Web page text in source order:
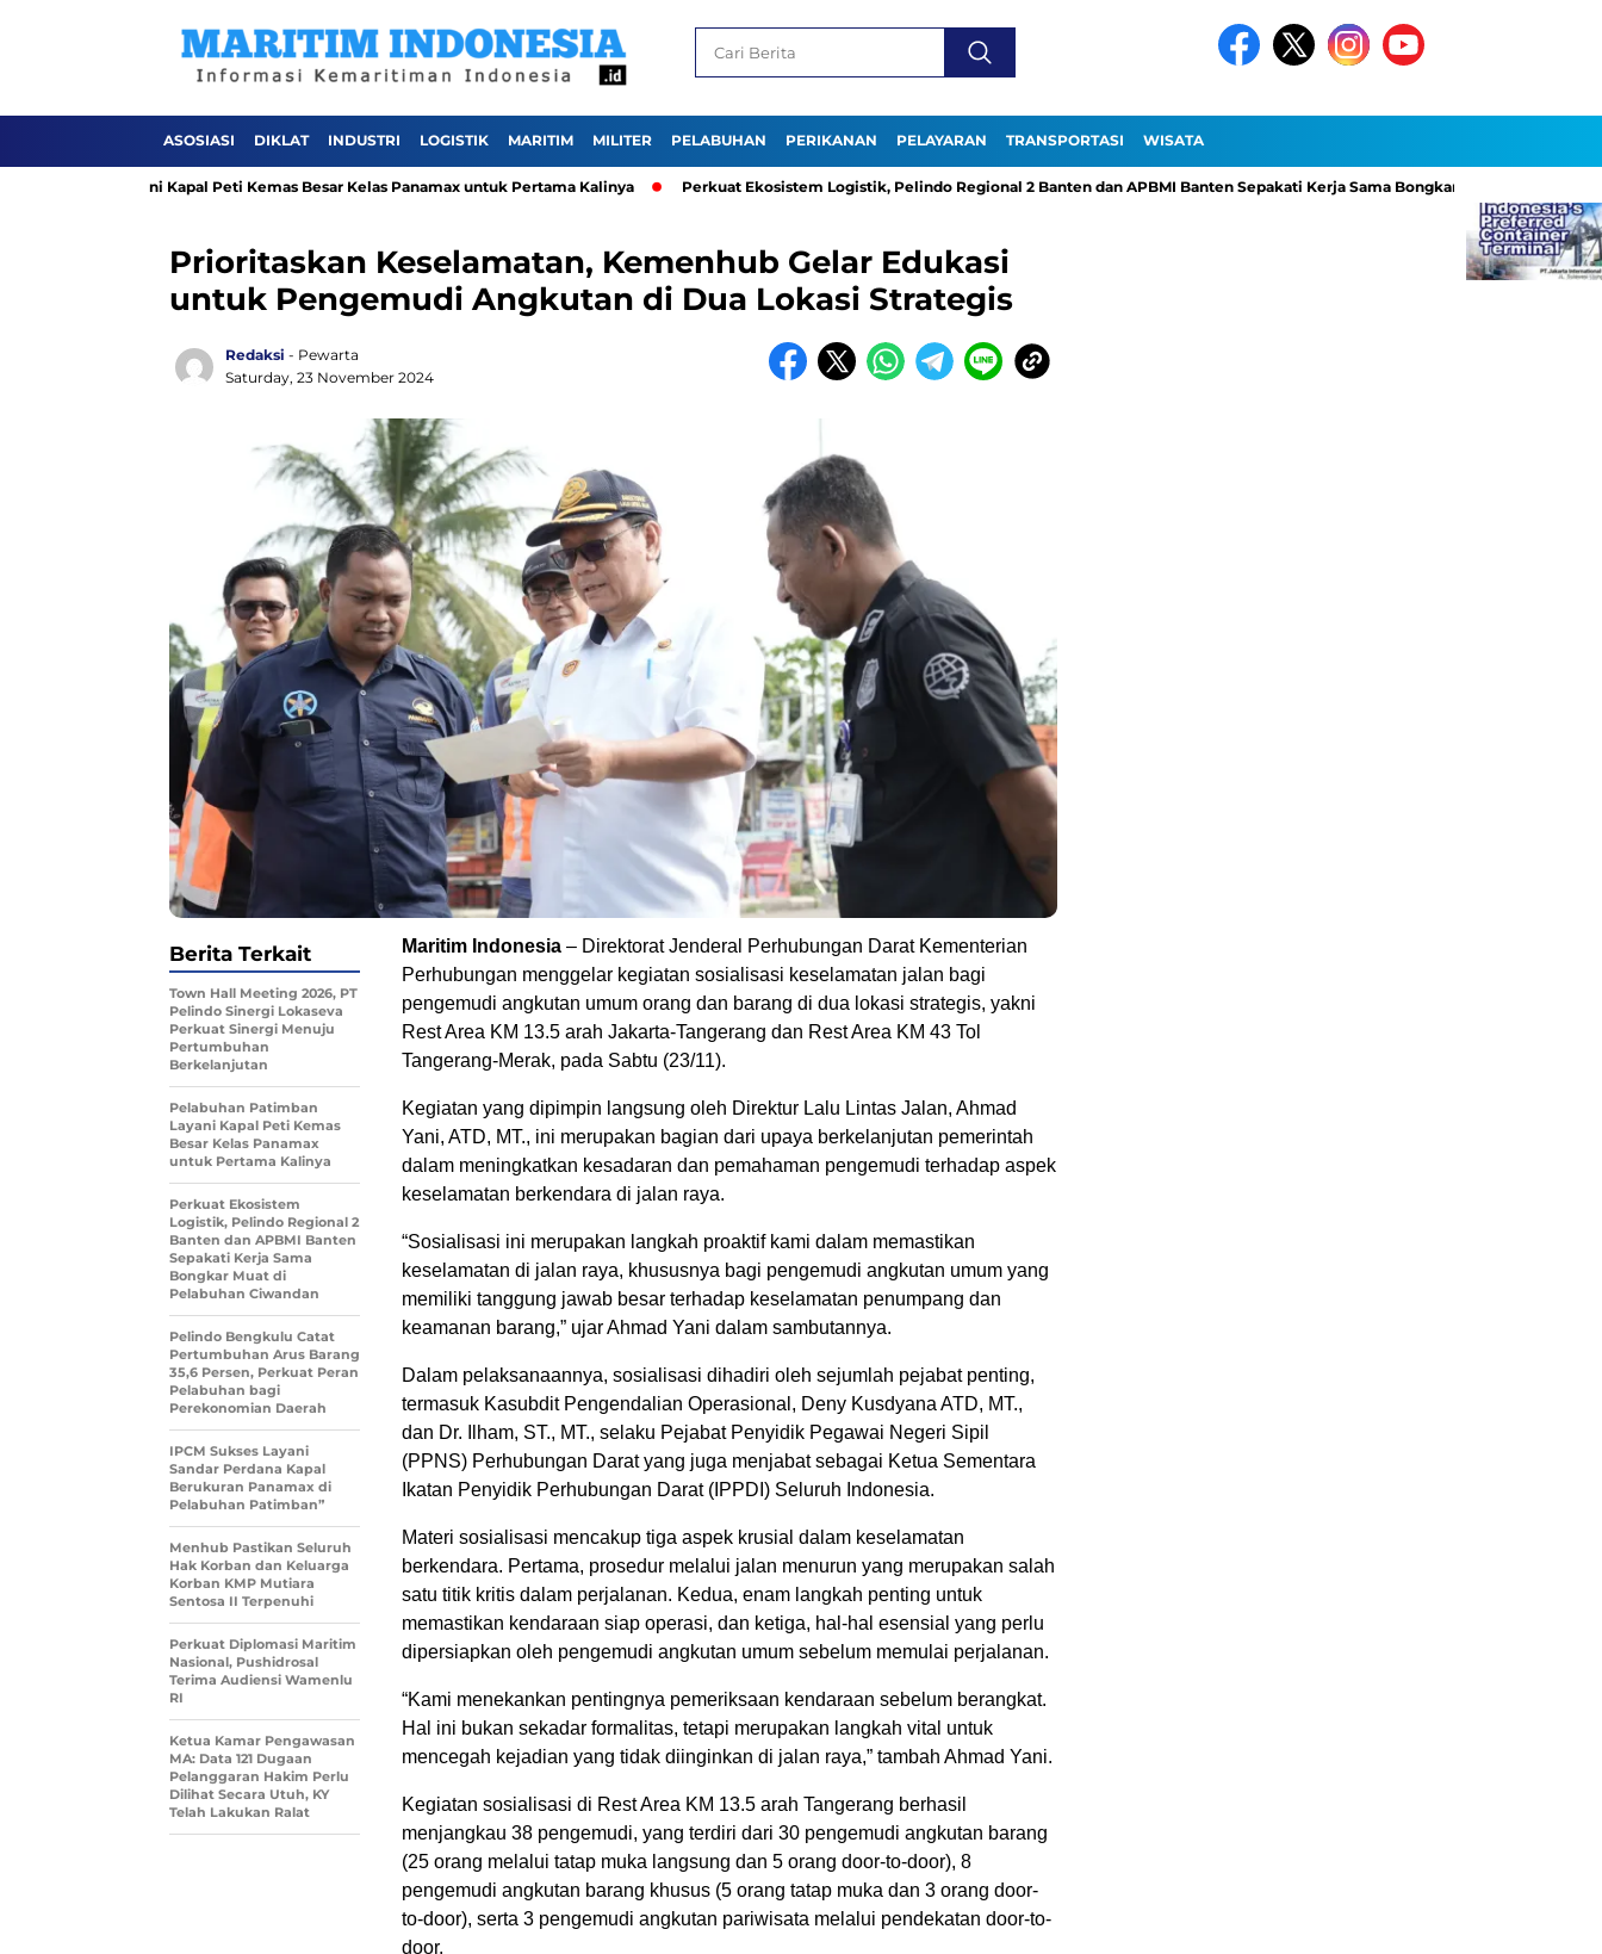
ASOSIASI DIKLAT INDUSTRI LOGISTIK MARITIM MILITER PELABUHAN PERIKANAN PELAYARAN TRANSPORTASI WISATA
Layani Kapal Peti Kemas Besar Kelas Panamax untuk Pertama Kalinya Perkuat Ekosistem Logistik, Pelindo Regional 2 Banten dan APBMI Banten Sepakati Kerja Sama Bongkar Muat di Pelabuhan
Prioritaskan Keselamatan, Kemenhub Gelar Edukasi
untuk Pengemudi Angkutan di Dua Lokasi Strategis
Redaksi - Pewarta
Saturday, 23 November 2024
Maritim Indonesia – Direktorat Jenderal Perhubungan Darat Kementerian
Perhubungan menggelar kegiatan sosialisasi keselamatan jalan bagi
pengemudi angkutan umum orang dan barang di dua lokasi strategis, yakni
Rest Area KM 13.5 arah Jakarta-Tangerang dan Rest Area KM 43 Tol
Tangerang-Merak, pada Sabtu (23/11).
Kegiatan yang dipimpin langsung oleh Direktur Lalu Lintas Jalan, Ahmad
Yani, ATD, MT., ini merupakan bagian dari upaya berkelanjutan pemerintah
dalam meningkatkan kesadaran dan pemahaman pengemudi terhadap aspek
keselamatan berkendara di jalan raya.
“Sosialisasi ini merupakan langkah proaktif kami dalam memastikan
keselamatan di jalan raya, khususnya bagi pengemudi angkutan umum yang
memiliki tanggung jawab besar terhadap keselamatan penumpang dan
keamanan barang,” ujar Ahmad Yani dalam sambutannya.
Dalam pelaksanaannya, sosialisasi dihadiri oleh sejumlah pejabat penting,
termasuk Kasubdit Pengendalian Operasional, Deny Kusdyana ATD, MT.,
dan Dr. Ilham, ST., MT., selaku Pejabat Penyidik Pegawai Negeri Sipil
(PPNS) Perhubungan Darat yang juga menjabat sebagai Ketua Sementara
Ikatan Penyidik Perhubungan Darat (IPPDI) Seluruh Indonesia.
Materi sosialisasi mencakup tiga aspek krusial dalam keselamatan
berkendara. Pertama, prosedur melalui jalan menurun yang merupakan salah
satu titik kritis dalam perjalanan. Kedua, enam langkah penting untuk
memastikan kendaraan siap operasi, dan ketiga, hal-hal esensial yang perlu
dipersiapkan oleh pengemudi angkutan umum sebelum memulai perjalanan.
“Kami menekankan pentingnya pemeriksaan kendaraan sebelum berangkat.
Hal ini bukan sekadar formalitas, tetapi merupakan langkah vital untuk
mencegah kejadian yang tidak diinginkan di jalan raya,” tambah Ahmad Yani.
Kegiatan sosialisasi di Rest Area KM 13.5 arah Tangerang berhasil
menjangkau 38 pengemudi, yang terdiri dari 30 pengemudi angkutan barang
(25 orang melalui tatap muka langsung dan 5 orang door-to-door), 8
pengemudi angkutan barang khusus (5 orang tatap muka dan 3 orang door-
to-door), serta 3 pengemudi angkutan pariwisata melalui pendekatan door-to-
door.
Berita Terkait
Town Hall Meeting 2026, PT
Pelindo Sinergi Lokaseva
Perkuat Sinergi Menuju
Pertumbuhan
Berkelanjutan
Pelabuhan Patimban
Layani Kapal Peti Kemas
Besar Kelas Panamax
untuk Pertama Kalinya
Perkuat Ekosistem
Logistik, Pelindo Regional 2
Banten dan APBMI Banten
Sepakati Kerja Sama
Bongkar Muat di
Pelabuhan Ciwandan
Pelindo Bengkulu Catat
Pertumbuhan Arus Barang
35,6 Persen, Perkuat Peran
Pelabuhan bagi
Perekonomian Daerah
IPCM Sukses Layani
Sandar Perdana Kapal
Berukuran Panamax di
Pelabuhan Patimban”
Menhub Pastikan Seluruh
Hak Korban dan Keluarga
Korban KMP Mutiara
Sentosa II Terpenuhi
Perkuat Diplomasi Maritim
Nasional, Pushidrosal
Terima Audiensi Wamenlu
RI
Ketua Kamar Pengawasan
MA: Data 121 Dugaan
Pelanggaran Hakim Perlu
Dilihat Secara Utuh, KY
Telah Lakukan Ralat